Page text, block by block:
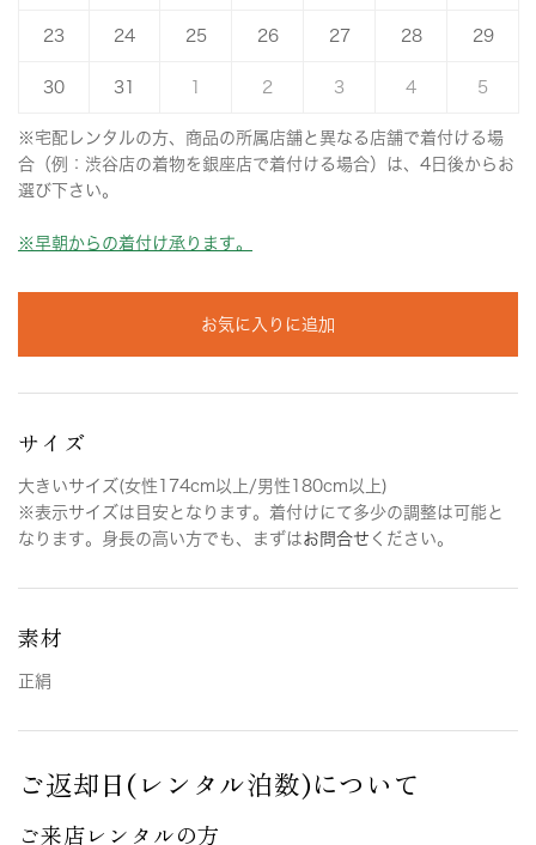
23 24 25 26 27 28 29
30 31 2 3 4 5
※宅配レンタルの方、商品の所属店舗と異なる店舗で着付ける場
合（例：渋谷店の着物を銀座店で着付ける場合）は、4日後からお
選び下さい。
※早朝からの着付け承ります。
お気に入りに追加
サイズ
大きいサイズ(女性174cm以上/男性180cm以上)
※表示サイズは目安となります。着付けにて多少の調整は可能と
なります。身長の高い方でも、まずはお問合せ ください。
素材
正絹
ご返却日(レンタル泊数)について
ご来店レンタルの方